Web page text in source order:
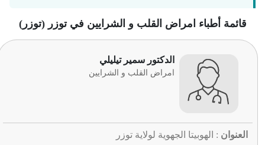
قائمة أطباء امراض القلب و الشرايين في توزر (توزر)
الدكتور سمير تيليلي
امراض القلب و الشرايين
العنوان : الهوبيتا الجهوية لولاية توزر